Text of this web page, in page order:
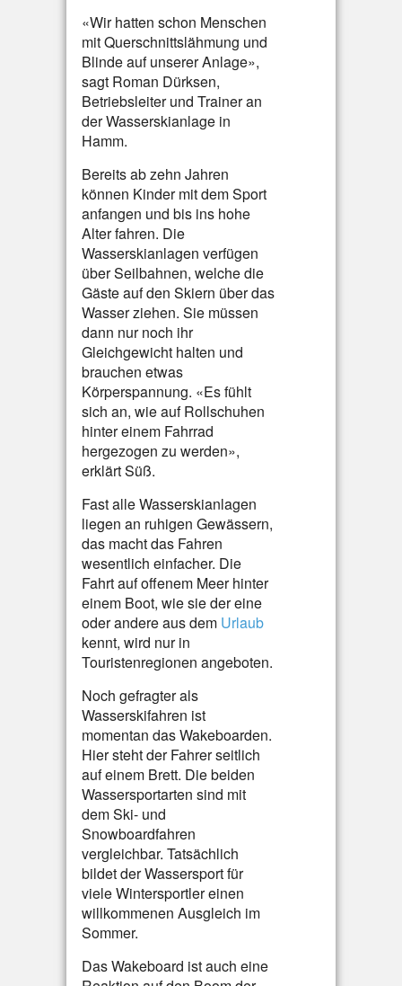
«Wir hatten schon Menschen
mit Querschnittslähmung und
Blinde auf unserer Anlage»,
sagt Roman Dürksen,
Betriebsleiter und Trainer an
der Wasserskianlage in
Hamm.
Bereits ab zehn Jahren
können Kinder mit dem Sport
anfangen und bis ins hohe
Alter fahren. Die
Wasserskianlagen verfügen
über Seilbahnen, welche die
Gäste auf den Skiern über das
Wasser ziehen. Sie müssen
dann nur noch ihr
Gleichgewicht halten und
brauchen etwas
Körperspannung. «Es fühlt
sich an, wie auf Rollschuhen
hinter einem Fahrrad
hergezogen zu werden»,
erklärt Süß.
Fast alle Wasserskianlagen
liegen an ruhigen Gewässern,
das macht das Fahren
wesentlich einfacher. Die
Fahrt auf offenem Meer hinter
einem Boot, wie sie der eine
oder andere aus dem Urlaub
kennt, wird nur in
Touristenregionen angeboten.
Noch gefragter als
Wasserskifahren ist
momentan das Wakeboarden.
Hier steht der Fahrer seitlich
auf einem Brett. Die beiden
Wassersportarten sind mit
dem Ski- und
Snowboardfahren
vergleichbar. Tatsächlich
bildet der Wassersport für
viele Wintersportler einen
willkommenen Ausgleich im
Sommer.
Das Wakeboard ist auch eine